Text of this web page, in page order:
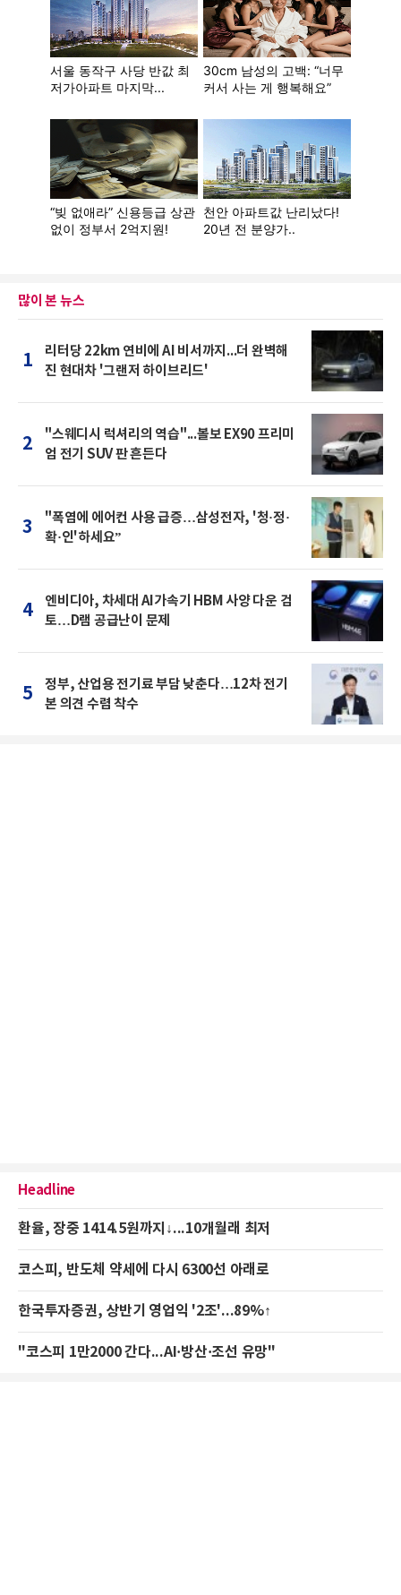
많이 본 뉴스
1
리터당 22km 연비에 AI 비서까지...더 완벽해
진 현대차 '그랜저 하이브리드'
2
"스웨디시 럭셔리의 역습"...볼보 EX90 프리미
엄 전기 SUV 판 흔든다
3
"폭염에 에어컨 사용 급증…삼성전자, '청·정·
확·인'하세요”
4
엔비디아, 차세대 AI가속기 HBM 사양 다운 검
토…D램 공급난이 문제
5
정부, 산업용 전기료 부담 낮춘다…12차 전기
본 의견 수렴 착수
Headline
환율, 장중 1414.5원까지↓...10개월래 최저
코스피, 반도체 약세에 다시 6300선 아래로
한국투자증권, 상반기 영업익 '2조'...89%↑
"코스피 1만2000 간다...AI·방산·조선 유망"